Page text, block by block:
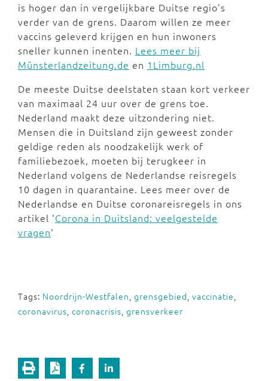
is hoger dan in vergelijkbare Duitse regio's
verder van de grens. Daarom willen ze meer
vaccins geleverd krijgen en hun inwoners
sneller kunnen inenten. Lees meer bij
Münsterlandzeitung.de en 1Limburg.nl
De meeste Duitse deelstaten staan kort verkeer
van maximaal 24 uur over de grens toe.
Nederland maakt deze uitzondering niet.
Mensen die in Duitsland zijn geweest zonder
geldige reden als noodzakelijk werk of
familiebezoek, moeten bij terugkeer in
Nederland volgens de Nederlandse reisregels
10 dagen in quarantaine. Lees meer over de
Nederlandse en Duitse coronareisregels in ons
artikel 'Corona in Duitsland: veelgestelde
vragen'
Tags: Noordrijn-Westfalen, grensgebied, vaccinatie,
coronavirus, coronacrisis, grensverkeer